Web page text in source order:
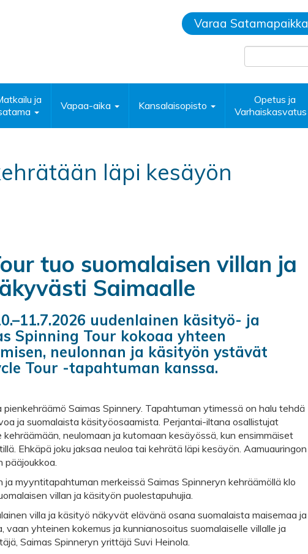
Varaa Satamapaikka
ja
Vapaa-aika Kansalaisopisto
Opetus ja
Varhaiskasvatus
läpi kesäyön
tuo suomalaisen villan ja
Saimaalle
uudenlainen käsityö- ja
Spinning Tour kokoaa yhteen
neulonnan ja käsityön ystävät
Tour -tapahtuman kanssa.
Saimas Spinnery. Tapahtuman ytimessä on halu tehdä
ja suomalaista käsityöosaamista. Perjantai-iltana osallistujat
neulomaan ja kutomaan kesäyössä, kun ensimmäiset
Ehkäpä joku jaksaa neuloa tai kehrätä läpi kesäyön. Aamuauringon
myyntitapahtuman merkeissä Saimas Spinneryn kehräämöllä klo
villan ja käsityön puolestapuhujia.
villa ja käsityö näkyvät elävänä osana suomalaista maisemaa ja
yhteinen kokemus ja kunnianosoitus suomalaiselle villalle ja
Saimas Spinneryn yrittäjä Suvi Heinola.